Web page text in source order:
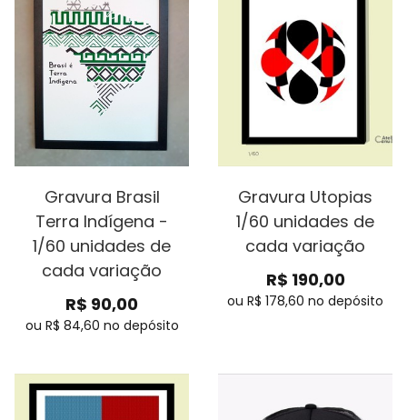
Gravura Brasil
Terra Indígena -
1/60 unidades de
cada variação
R$ 90,00
ou R$ 84,60 no depósito
Gravura Utopias
1/60 unidades de
cada variação
R$ 190,00
ou R$ 178,60 no depósito